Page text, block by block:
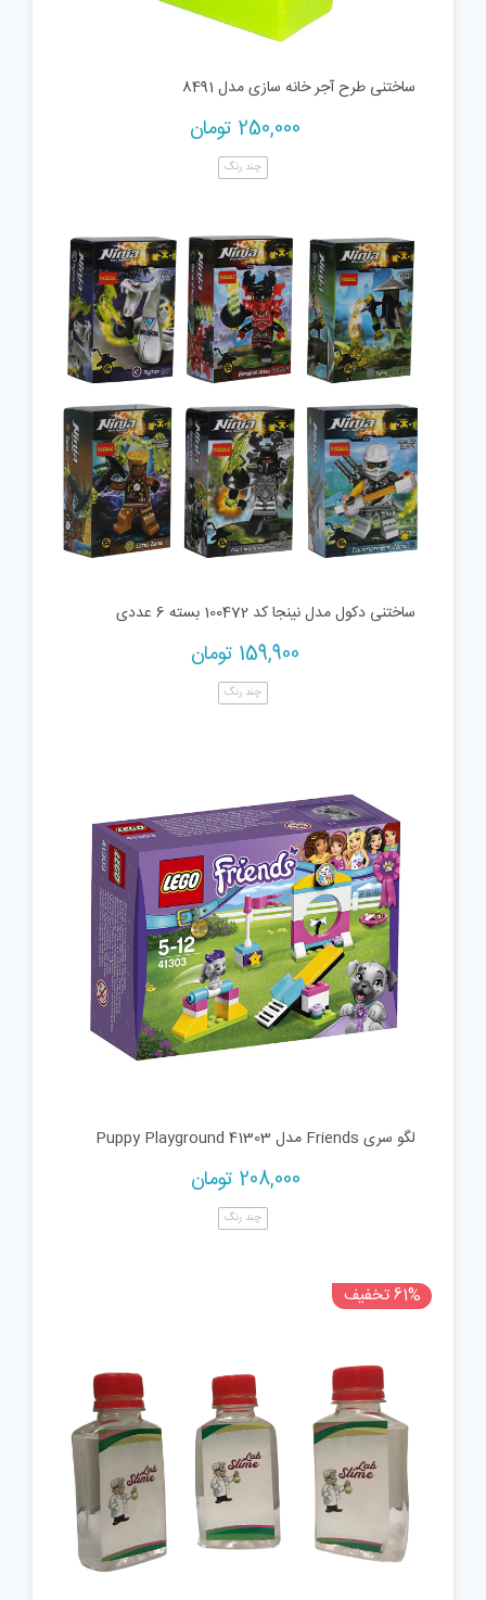
ساختنی طرح آجر خانه سازی مدل 8491
250,000 تومان
چند رنگ
ساختنی دکول مدل نینجا کد 100472 بسته 6 عددی
159,900 تومان
چند رنگ
لگو سری Friends مدل Puppy Playground 41303
208,000 تومان
چند رنگ
61% تخفیف